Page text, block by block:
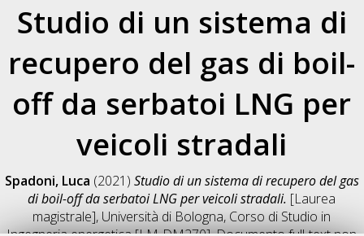
Studio di un sistema di
recupero del gas di boil-
off da serbatoi LNG per
veicoli stradali
Spadoni, Luca (2021) Studio di un sistema di recupero del gas
di boil-off da serbatoi LNG per veicoli stradali. [Laurea
magistrale], Università di Bologna, Corso di Studio in